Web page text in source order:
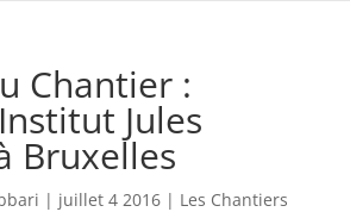
Chantier :
Jules
Bruxelles
| juillet 4 2016| Les Chantiers